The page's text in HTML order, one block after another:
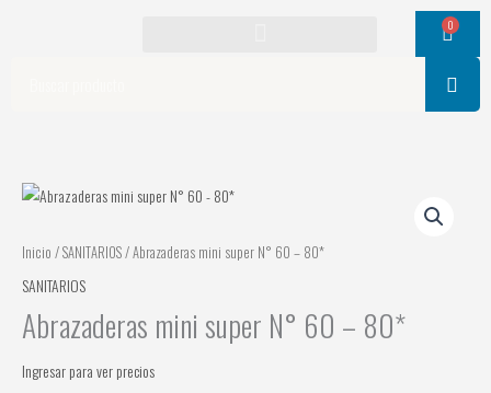
0
Cart
Inicio /SANITARIOS/ Abrazaderas mini super N° 60 – 80*
SANITARIOS
Abrazaderas mini super N° 60 – 80*
Ingresar para ver precios